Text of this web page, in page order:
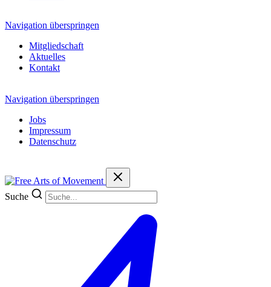
Navigation überspringen
Mitgliedschaft
Aktuelles
Kontakt
Navigation überspringen
Jobs
Impressum
Datenschutz
Suche